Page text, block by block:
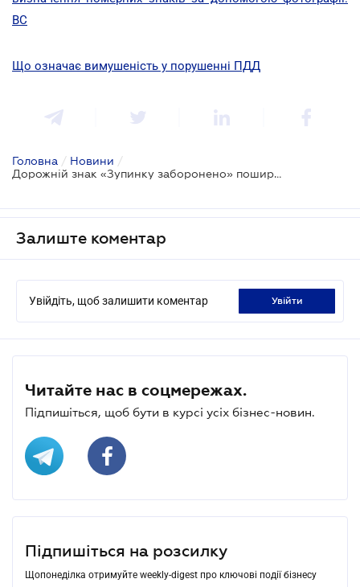
ВС
Що означає вимушеність у порушенні ПДД
Головна / Новини /
Дорожній знак «Зупинку заборонено» поширюється на тротуар: ВС
Залиште коментар
Увійдіть, щоб залишити коментар увійти
Читайте нас в соцмережах.
Підпишіться, щоб бути в курсі усіх бізнес-новин.
Підпишіться на розсилку
Щопонеділка отримуйте weekly-digest про ключові події бізнесу